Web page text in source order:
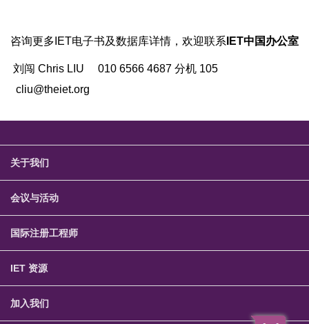
咨询更多IET电子书及数据库详情，欢迎联系 IET中国办公室
刘闯 Chris LIU 010 6566 4687 分机 105
cliu@theiet.org
关于我们
会议与活动
国际注册工程师
IET 资源
加入我们